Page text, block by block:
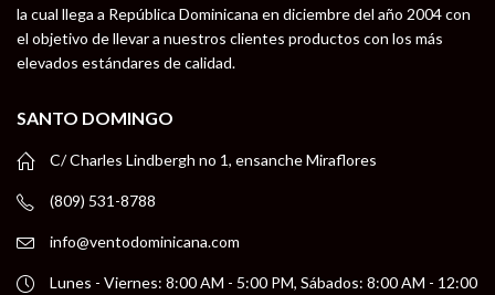
la cual llega a República Dominicana en diciembre del año 2004 con
el objetivo de llevar a nuestros clientes productos con los más
elevados estándares de calidad.
SANTO DOMINGO
C/ Charles Lindbergh no 1, ensanche Miraflores
(809) 531-8788
info@ventodominicana.com
Lunes - Viernes: 8:00 AM - 5:00 PM, Sábados: 8:00 AM - 12:00